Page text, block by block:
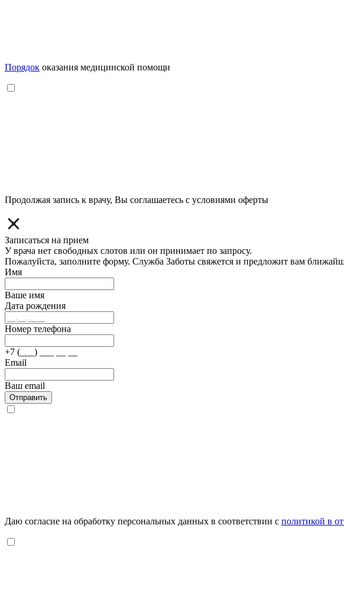
Порядок оказания медицинской помощи
Продолжая запись к врачу, Вы соглашаетесь с условиями оферты
Записаться на прием
У врача нет свободных слотов или он принимает по запросу.
Пожалуйста, заполните форму. Служба Заботы свяжется и предложит вам
Имя
Ваше имя
Дата рождения
Номер телефона
+7 (___) ___ __ __
Email
Ваш email
Отправить
Даю согласие на обработку персональных данных в соответствии с политикой в